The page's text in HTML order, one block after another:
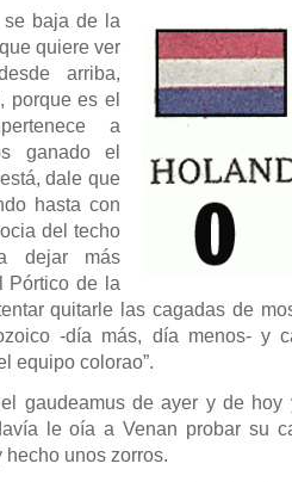
se baja de la
quiere ver
arriba,
porque es el
a
ganado el
dale que
hasta con
del techo
dejar más
Pórtico de la
quitarle las cagadas de
-día más, día menos- y
equipo colorao”.
gaudeamus de ayer y de
le oía a Venan probar su
hecho unos zorros.